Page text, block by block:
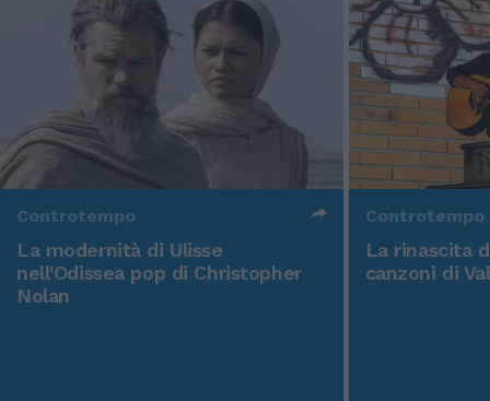
Controtempo
La modernità di Ulisse
nell'Odissea pop di Christopher
Nolan
Controtempo
La rinascita
canzoni di